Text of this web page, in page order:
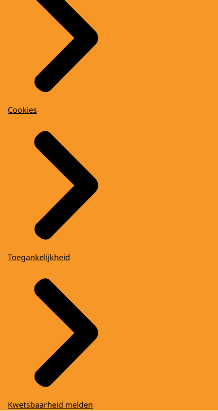
Cookies
Toegankelijkheid
Kwetsbaarheid melden